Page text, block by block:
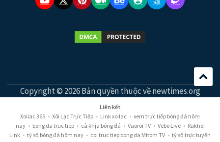
Copyright © 2026 Bản quyền thuộc về newtimes.org
Liên kết
Xoilac 365 • Xôi Lạc Trực Tiếp • Link xoilac • xem trực tiếp bóng đá hôm
nay • bong da truc tiep • cà khịa bóng đá • Vaoroi TV • Vebo Live • Rakhoi
Link • tỷ số bóng đá hôm nay • coi truc tiep bong da Mitom TV • tỷ số trực tuyến